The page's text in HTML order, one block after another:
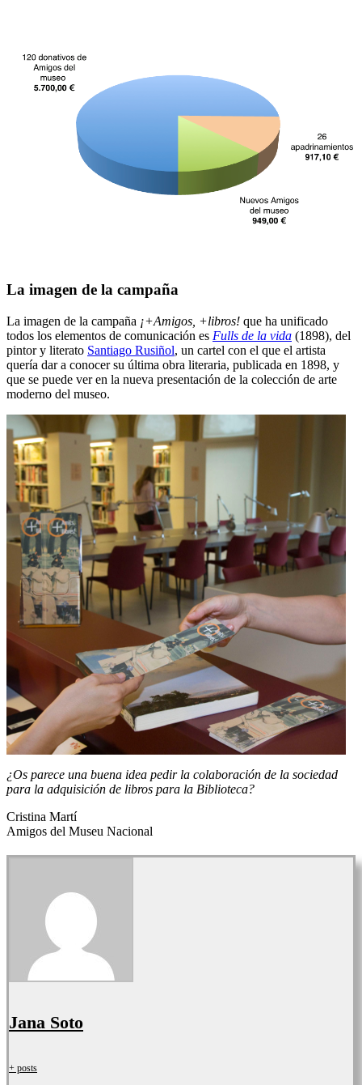
La imagen de la campaña
La imagen de la campaña ¡+Amigos, +libros! que ha unificado
todos los elementos de comunicación es Fulls de la vida (1898), del
pintor y literato Santiago Rusiñol, un cartel con el que el artista
quería dar a conocer su última obra literaria, publicada en 1898, y
que se puede ver en la nueva presentación de la colección de arte
moderno del museo.
¿Os parece una buena idea pedir la colaboración de la sociedad
para la adquisición de libros para la Biblioteca?
Cristina Martí
Amigos del Museu Nacional
Jana Soto
+ posts